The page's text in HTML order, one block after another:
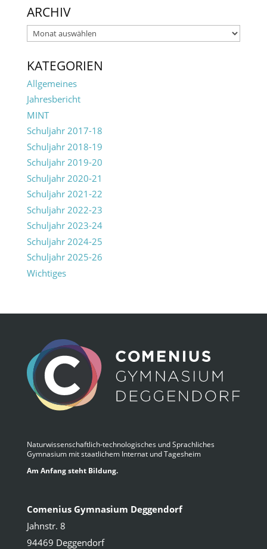
ARCHIV
Archiv
KATEGORIEN
Allgemeines
Jahresbericht
MINT
Schuljahr 2017-18
Schuljahr 2018-19
Schuljahr 2019-20
Schuljahr 2020-21
Schuljahr 2021-22
Schuljahr 2022-23
Schuljahr 2023-24
Schuljahr 2024-25
Schuljahr 2025-26
Wichtiges
Naturwissenschaftlich-technologisches und Sprachliches
Gymnasium mit staatlichem Internat und Tagesheim
Am Anfang steht Bildung.
Comenius Gymnasium Deggendorf
Jahnstr. 8
94469 Deggendorf